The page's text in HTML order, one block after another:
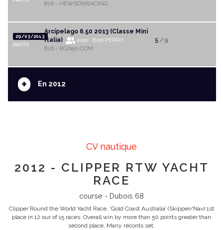
816 - HEWSONRACING
29/03/2013
PROTO
Arcipelago 6.50 2013 (Classe Mini
Italia)
avec Bret PERRY
816 - RG650.COM
5/ 9
+ En 2012
CV nautique
2012 - CLIPPER RTW YACHT
RACE
course - Dubois 68
Clipper Round the World Yacht Race, ‘Gold Coast Australia’ (Skipper/Nav) 1st
place in 12 our of 15 races. Overall win by more than 50 points greater than
second place. Many records set.